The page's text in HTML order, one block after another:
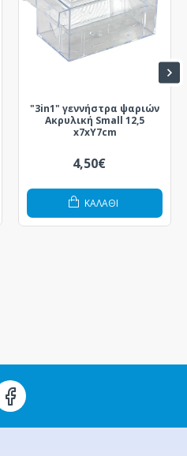
"3in1" γεννήστρα ψαριών
Ακρυλική Small 12,5
x7xY7cm
4,50€
ΚΑΛΆΘΙ